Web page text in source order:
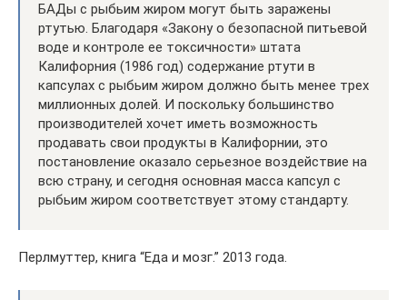
БАДы с рыбьим жиром могут быть заражены
ртутью. Благодаря «Закону о безопасной питьевой
воде и контроле ее токсичности» штата
Калифорния (1986 год) содержание ртути в
капсулах с рыбьим жиром должно быть менее трех
миллионных долей. И поскольку большинство
производителей хочет иметь возможность
продавать свои продукты в Калифорнии, это
постановление оказало серьезное воздействие на
всю страну, и сегодня основная масса капсул с
рыбьим жиром соответствует этому стандарту.
Перлмуттер, книга “Еда и мозг.” 2013 года.